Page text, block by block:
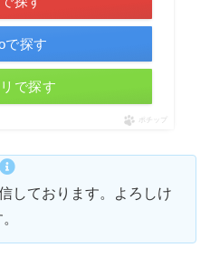
で探す
で探す
ポチップ
しております。よろしけ